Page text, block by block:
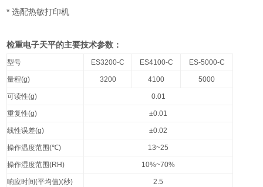
*选配热敏打印机
检重电子天平的主要技术参数：
型号 ES3200-C ES4100-C ES-5000-C
量程(g) 3200 4100 5000
可读性(g) 0.01
重复性(g) ±0.01
线性误差(g) ±0.02
操作温度范围(℃) 13~25
操作湿度范围(RH) 10%~70%
响应时间(平均值)(秒) 2.5